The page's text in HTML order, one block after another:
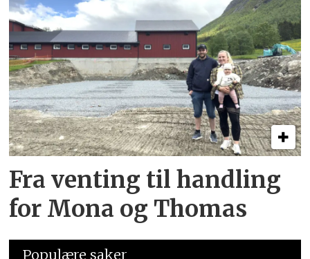
Fra venting til handling
for Mona og Thomas
Populære saker